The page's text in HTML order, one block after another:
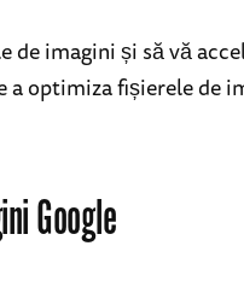
de imagini și să vă
a optimiza fișierele de
Google